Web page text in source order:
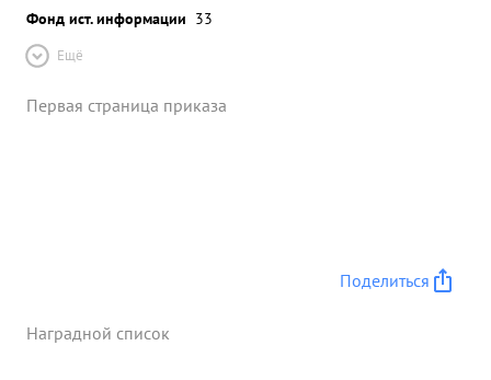
Фонд ист. информации 33
Ещё
Первая страница приказа
Поделиться
Наградной список